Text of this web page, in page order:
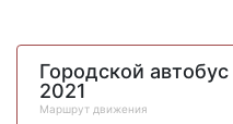
Городской
2021
Маршрут движения